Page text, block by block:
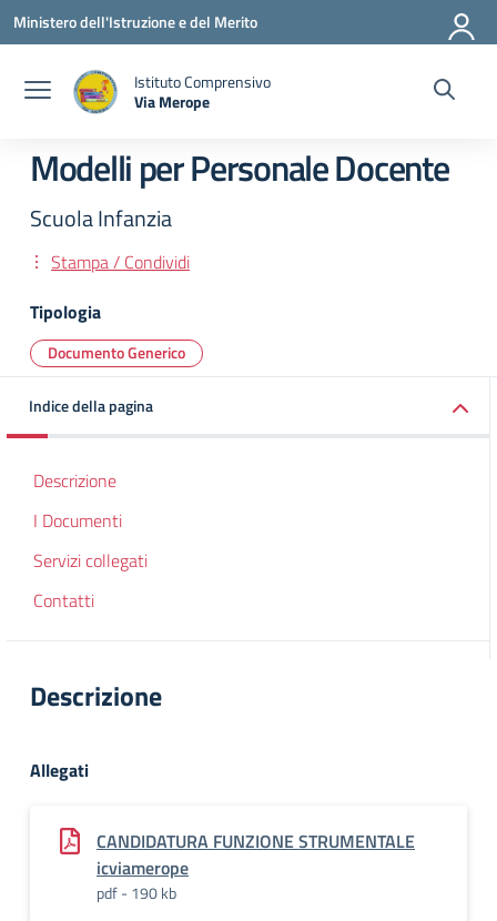
Vai ai contenuti
Vai al menu di navigazione
Vai al footer
Ministero dell'Istruzione e del Merito
Istituto Comprensivo
Via Merope
Modelli per Personale Docente
Scuola Infanzia
Stampa / Condividi
Tipologia
Documento Generico
Indice della pagina
Descrizione
I Documenti
Servizi collegati
Contatti
Descrizione
Allegati
CANDIDATURA FUNZIONE STRUMENTALE
icviamerope
pdf - 190 kb